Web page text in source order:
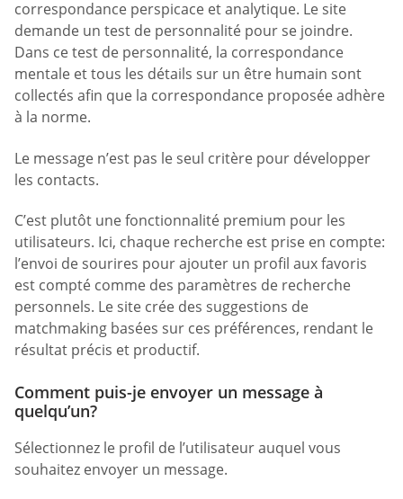
correspondance perspicace et analytique. Le site
demande un test de personnalité pour se joindre.
Dans ce test de personnalité, la correspondance
mentale et tous les détails sur un être humain sont
collectés afin que la correspondance proposée adhère
à la norme.
Le message n’est pas le seul critère pour développer
les contacts.
C’est plutôt une fonctionnalité premium pour les
utilisateurs. Ici, chaque recherche est prise en compte:
l’envoi de sourires pour ajouter un profil aux favoris
est compté comme des paramètres de recherche
personnels. Le site crée des suggestions de
matchmaking basées sur ces préférences, rendant le
résultat précis et productif.
Comment puis-je envoyer un message à
quelqu’un?
Sélectionnez le profil de l’utilisateur auquel vous
souhaitez envoyer un message.